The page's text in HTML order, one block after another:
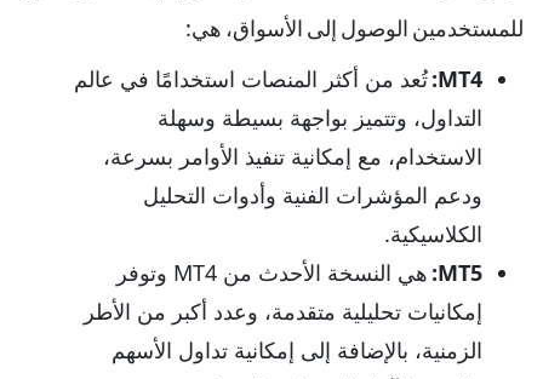
للمستخدمين الوصول إلى الأسواق، هي:
MT4
:تُعد من أكثر المنصات استخدامًا في عالم
التداول، وتتميز بواجهة بسيطة وسهلة
الاستخدام، مع إمكانية تنفيذ الأوامر بسرعة،
ودعم المؤشرات الفنية وأدوات التحليل
الكلاسيكية.
MT5
:
هي النسخة الأحدث من MT4 وتوفر
إمكانيات تحليلية متقدمة، وعدد أكبر من الأطر
الزمنية، بالإضافة إلى إمكانية تداول الأسهم